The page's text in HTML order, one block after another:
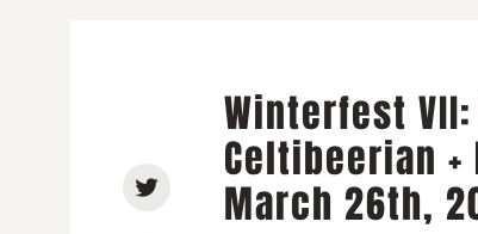
Winterfest VII:
Celtibeerian
March 26th,